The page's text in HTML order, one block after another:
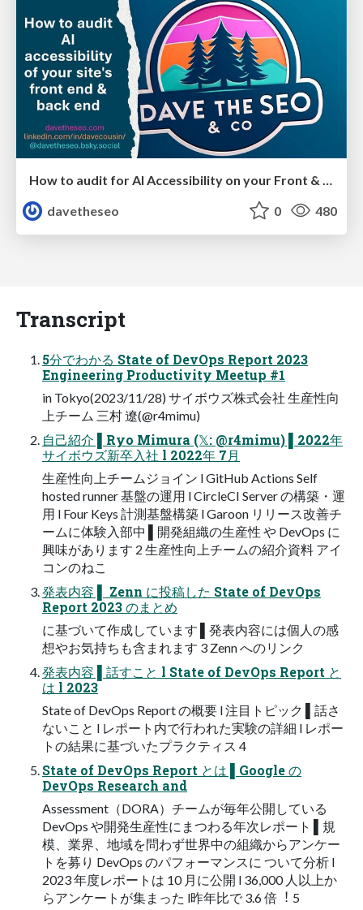
davetheseo
0 480
Transcript
5分でわかる State of DevOps Report 2023
Engineering Productivity Meetup #1
in Tokyo(2023/11/28) サイボウズ株式会社 ⽣産性向
上チーム 三村 遼(@r4mimu)
⾃⼰紹介 ▌Ryo Mimura (𝕏: @r4mimu) ▌2022年
サイボウズ新卒⼊社 l 2022年 7⽉
⽣産性向上チームジョイン l GitHub Actions Self
hosted runner 基盤の運⽤ l CircleCI Server の構築・運
⽤ l Four Keys 計測基盤構築 l Garoon リリース改善チ
ームに体験⼊部中 ▌開発組織の⽣産性 や DevOps に
興味があります 2 ⽣産性向上チームの紹介資料 アイ
コンのねこ
発表内容 ▌ Zenn に投稿した State of DevOps
Report 2023 のまとめ
に基づいて作成しています ▌発表内容には個⼈の感
想やお気持ちも含まれます 3 Zenn へのリンク
発表内容 ▌話すこと l State of DevOps Report と
は l 2023
State of DevOps Report の概要 l 注⽬トピック ▌話さ
ないこと l レポート内で⾏われた実験の詳細 l レポー
トの結果に基づいたプラクティス 4
State of DevOps Report とは ▌Google の
DevOps Research and
Assessment（DORA）チームが毎年公開している
DevOps や開発⽣産性にまつわる年次レポート ▌規
模、業界、地域を問わず世界中の組織からアンケー
トを募り DevOps のパフォーマンスに ついて分析 l
2023 年度レポートは 10 ⽉に公開 l 36,000 ⼈以上か
らアンケートが集まった l昨年⽐で 3.6 倍︕ 5